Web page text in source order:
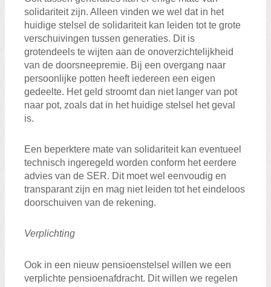
solidariteit zijn. Alleen vinden we wel dat in het
huidige stelsel de solidariteit kan leiden tot te grote
verschuivingen tussen generaties. Dit is
grotendeels te wijten aan de onoverzichtelijkheid
van de doorsneepremie. Bij een overgang naar
persoonlijke potten heeft iedereen een eigen
gedeelte. Het geld stroomt dan niet langer van pot
naar pot, zoals dat in het huidige stelsel het geval
is.
Een beperktere mate van solidariteit kan eventueel
technisch ingeregeld worden conform het eerdere
advies van de SER. Dit moet wel eenvoudig en
transparant zijn en mag niet leiden tot het eindeloos
doorschuiven van de rekening.
Verplichting
Ook in een nieuw pensioenstelsel willen we een
verplichte pensioenafdracht. Dit willen we regelen